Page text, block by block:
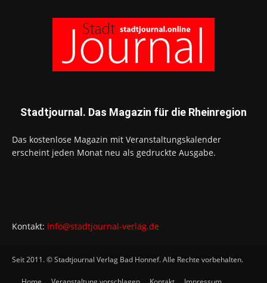
Stadtjournal. Das Magazin für die Rheinregion
Das kostenlose Magazin mit Veranstaltungskalender
erscheint jeden Monat neu als gedruckte Ausgabe.
Kontakt: info@stadtjournal-verlag.de
Seit 2011. © Stadtjournal Verlag Bad Honnef. Alle Rechte vorbehalten.